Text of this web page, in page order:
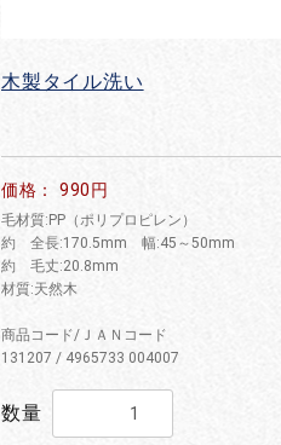
木製タイル洗い
価格： 990円
毛材質:PP（ポリプロピレン）
約 全長:170.5mm 幅:45～50mm
約 毛丈:20.8mm
材質:天然木
商品コード/ＪＡＮコード
131207 / 4965733 004007
数量